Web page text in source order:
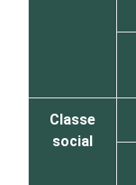
Classe
social